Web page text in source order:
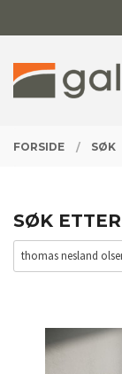
til
PRODUKTER
FORSIDE SØK
SØK